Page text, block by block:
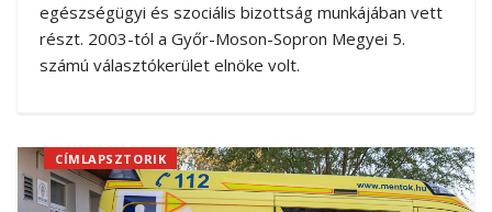
egészségügyi és szociális bizottság munkájában vett
részt. 2003-tól a Győr-Moson-Sopron Megyei 5.
számú választókerület elnöke volt.
CÍMLAPSZTORIK